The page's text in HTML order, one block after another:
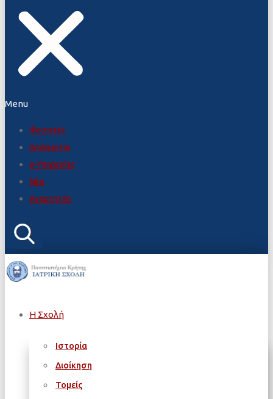
Menu
Φοιτητές
Απόφοιτοι
e-Υπηρεσίες
Νέα
Αναρτητέα
Η Σχολή
Ιστορία
Διοίκηση
Τομείς